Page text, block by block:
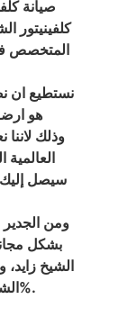
صيانة
كلفينيتور
المتخصص
نستطيع ان
هو
وذلك لاننا
سيصل
ومن الجدير
بشكل
الشيخ زايد،
الشيخ زايد الأصلية والمضمونة 100%.